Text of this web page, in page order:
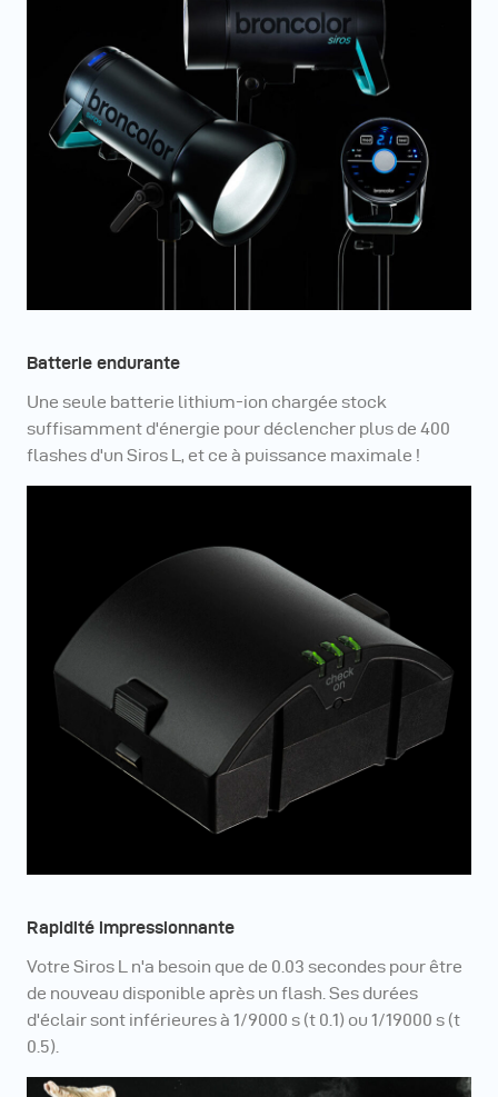
Sony et Leica (uniquement RFS 3).
Besoin d'aide ? - Consultez notre base de
connaissances en ligne
Batterie endurante
Une seule batterie lithium-ion chargée stock
suffisamment d'énergie pour déclencher plus de 400
flashes d'un Siros L, et ce à puissance maximale !
Rapidité impressionnante
Votre Siros L n'a besoin que de 0.03 secondes pour être
de nouveau disponible après un flash. Ses durées
d'éclair sont inférieures à 1/9000 s (t 0.1) ou 1/19000 s (t
0.5).